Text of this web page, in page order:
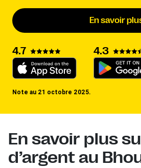
En savoir
4.7 4.3
Note au 21 octobre 2025.
En savoir plus
d’argent au